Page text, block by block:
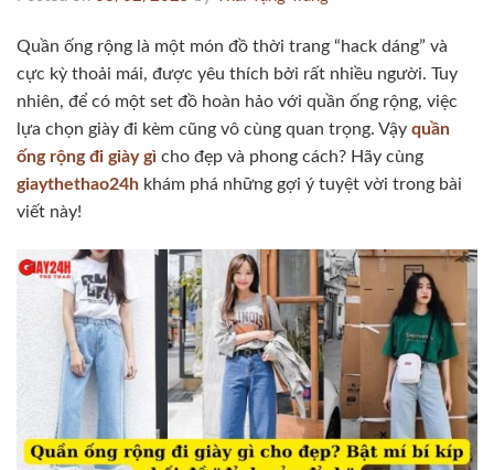
Quần ống rộng là một món đồ thời trang “hack dáng” và
cực kỳ thoải mái, được yêu thích bởi rất nhiều người. Tuy
nhiên, để có một set đồ hoàn hảo với quần ống rộng, việc
lựa chọn giày đi kèm cũng vô cùng quan trọng. Vậy quần
ống rộng đi giày gì cho đẹp và phong cách? Hãy cùng
giaythethao24h khám phá những gợi ý tuyệt vời trong bài
viết này!